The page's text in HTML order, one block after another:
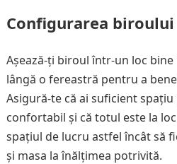
Configurarea biroului
Așează-ți biroul într-un loc
lângă o fereastră pentru a
Asigură-te că ai suficient
confortabil și că totul este la
spațiul de lucru astfel încât să
și masa la înălțimea potrivită.